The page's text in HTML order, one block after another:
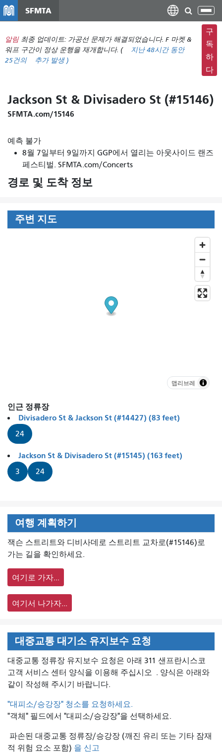
텐
츠
뛰
SFMTA
탐
색
메
뉴
전
환
알림 최종 업데이트: 가공선 문제가 해결되었습니다. F 마켓 &
워프 구간이 정상 운행을 재개합니다. (
지난 48시간 동안
25건의
추가 발생 )
구
독
하
다
Jackson St & Divisadero St (#15146)
SFMTA.com/15146
예측 불가
8월 7일부터 9일까지 GGP에서 열리는 아웃사이드 랜즈
페스티벌. SFMTA.com/Concerts
경로 및 도착 정보
주변 지도
맵리브레
인근 정류장
Divisadero St & Jackson St (#14427) (83 feet)
24
Jackson St & Divisadero St (#15145) (163 feet)
3 24
여행 계획하기
잭슨 스트리트와 디비사데로 스트리트 교차로(#15146)로
가는 길을 확인하세요.
여기로 가자...
여기서 나가자...
대중교통 대기소 유지보수 요청
대중교통 정류장 유지보수 요청은 아래 311 샌프란시스코
고객 서비스 센터 양식을 이용해 주십시오 . 양식은 아래와
같이 작성해 주시기 바랍니다.
"대피소/승강장" 청소를 요청하세요.
"객체" 필드에서 "대피소/승강장"을 선택하세요.
파손된 대중교통 정류장/승강장 (깨진 유리 또는 기타 잠재
적 위험 요소 포함) 을 신고